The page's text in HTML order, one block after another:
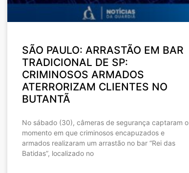
SÃO PAULO: ARRASTÃO EM BAR
TRADICIONAL DE SP:
CRIMINOSOS ARMADOS
ATERRORIZAM CLIENTES NO
BUTANTÃ
No sábado (30), câmeras de segurança captaram o
momento em que criminosos encapuzados e
armados realizaram um arrastão no bar “Rei das
Batidas”, localizado no